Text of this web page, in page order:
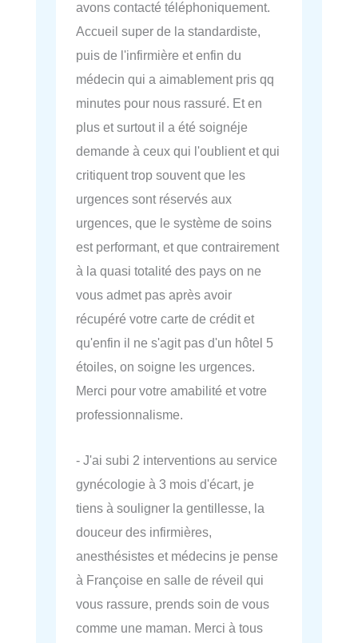
avons contacté téléphoniquement.
Accueil super de la standardiste,
puis de l'infirmière et enfin du
médecin qui a aimablement pris qq
minutes pour nous rassuré. Et en
plus et surtout il a été soignéje
demande à ceux qui l'oublient et qui
critiquent trop souvent que les
urgences sont réservés aux
urgences, que le système de soins
est performant, et que contrairement
à la quasi totalité des pays on ne
vous admet pas après avoir
récupéré votre carte de crédit et
qu'enfin il ne s'agit pas d'un hôtel 5
étoiles, on soigne les urgences.
Merci pour votre amabilité et votre
professionnalisme.
- J'ai subi 2 interventions au service
gynécologie à 3 mois d'écart, je
tiens à souligner la gentillesse, la
douceur des infirmières,
anesthésistes et médecins je pense
à Françoise en salle de réveil qui
vous rassure, prends soin de vous
comme une maman. Merci à tous